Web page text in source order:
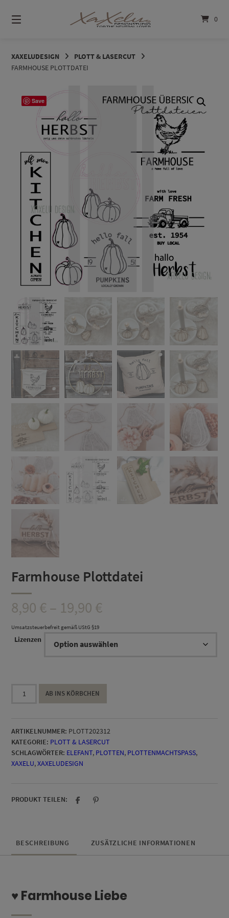
zum
Inhalt
0
XAXELUDESIGN
PLOTT & LASERCUT
FARMHOUSE PLOTTDATEI
Save
Farmhouse Plottdatei
8,90 €– 19,90 €Preisspanne:
bis
Umsatzsteuerbefreit gemäß UStG §19
Lizenzen
Plottdatei
AB INS KÖRBCHEN
ARTIKELNUMMER: PLOTT202312
KATEGORIE: PLOTT & LASERCUT
SCHLAGWÖRTER: ELEFANT, PLOTTEN, PLOTTENMACHTSPASS ,
XAXELU,XAXELUDESIGN
PRODUKT TEILEN:
BESCHREIBUNG ZUSÄTZLICHE INFORMATIONEN
♥ Farmhouse Liebe